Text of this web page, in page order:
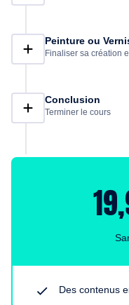
Peinture ou
Finaliser sa création
Conclusion
Terminer le cours
Des contenus